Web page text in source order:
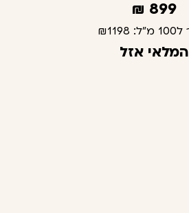
899
₪
מ"ל: ₪1198
המלאי אזל